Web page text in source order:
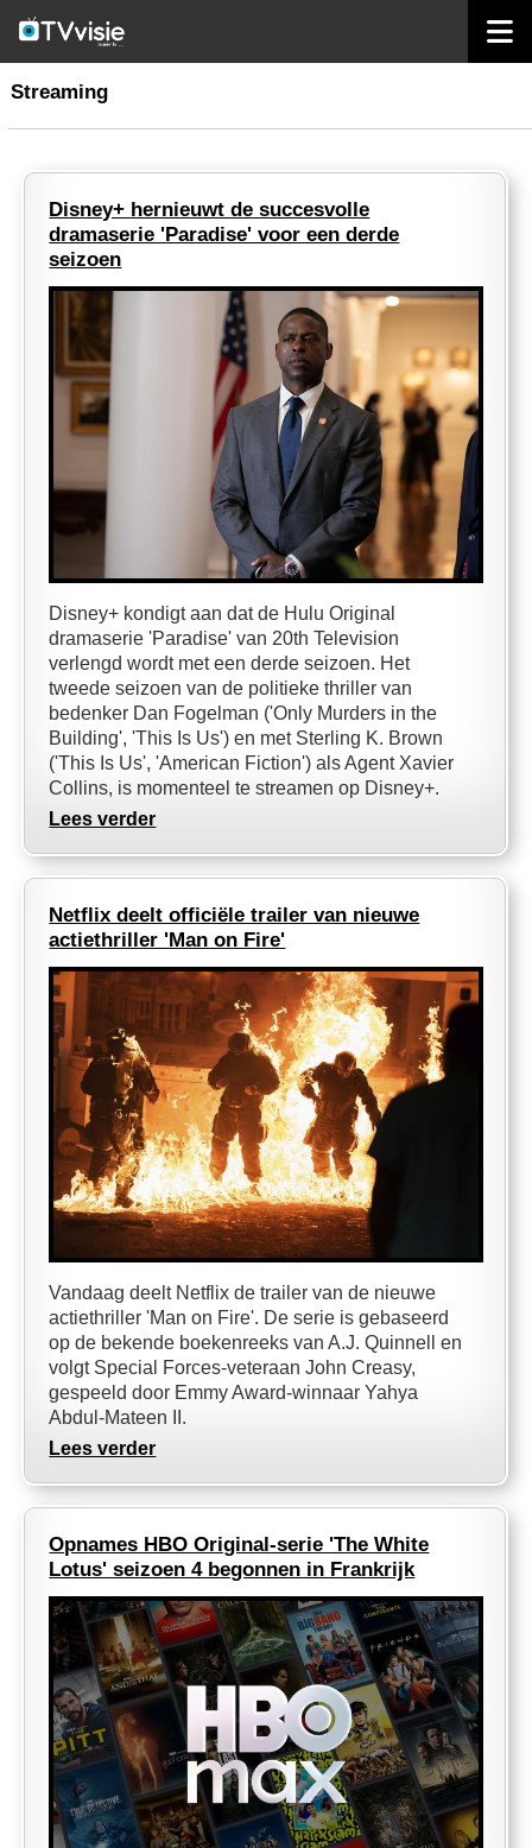
streaming
Streaming
Disney+ hernieuwt de succesvolle
dramaserie 'Paradise' voor een derde
seizoen
Disney+ kondigt aan dat de Hulu Original
dramaserie 'Paradise' van 20th Television
verlengd wordt met een derde seizoen. Het
tweede seizoen van de politieke thriller van
bedenker Dan Fogelman ('Only Murders in the
Building', 'This Is Us') en met Sterling K. Brown
('This Is Us', 'American Fiction') als Agent Xavier
Collins, is momenteel te streamen op Disney+.
Lees verder
Netflix deelt officiële trailer van nieuwe
actiethriller 'Man on Fire'
Vandaag deelt Netflix de trailer van de nieuwe
actiethriller 'Man on Fire'. De serie is gebaseerd
op de bekende boekenreeks van A.J. Quinnell en
volgt Special Forces-veteraan John Creasy,
gespeeld door Emmy Award-winnaar Yahya
Abdul-Mateen II.
Lees verder
Opnames HBO Original-serie 'The White
Lotus' seizoen 4 begonnen in Frankrijk